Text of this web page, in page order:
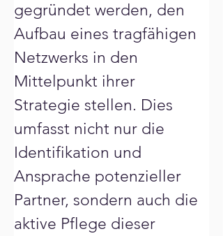
gegründet werden, den
Aufbau eines tragfähigen
Netzwerks in den
Mittelpunkt ihrer
Strategie stellen. Dies
umfasst nicht nur die
Identifikation und
Ansprache potenzieller
Partner, sondern auch die
aktive Pflege dieser